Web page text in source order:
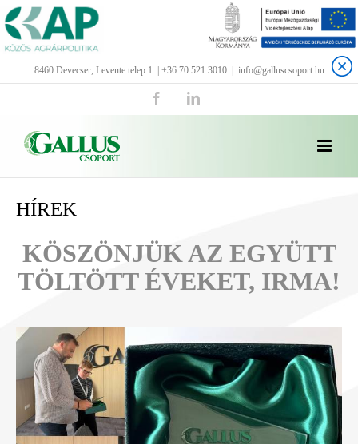
Kihagyás
8460 Devecser, Levente telep 1. | +36 70 521 3010 info@galluscsoport.hu
FacebookLinkedIn
HÍREK
KÖSZÖNJÜK AZ EGYÜTT
TÖLTÖTT ÉVEKET, IRMA!